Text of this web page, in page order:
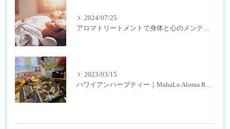
2024/07/25
2023/03/15